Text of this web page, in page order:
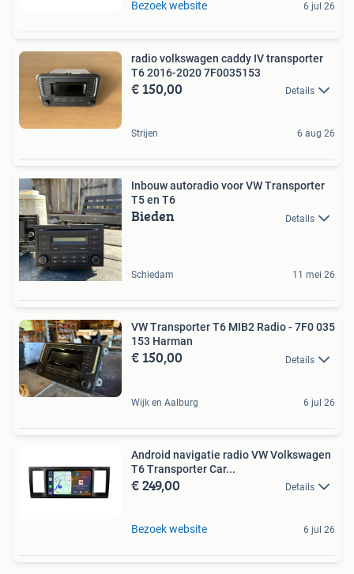
Bezoek website 6 jul 26
radio volkswagen caddy IV transporter
T6 2016-2020 7F0035153
€ 150,00 Details
Strijen 6 aug 26
Inbouw autoradio voor VW Transporter
T5 en T6
Bieden Details
Schiedam 11 mei 26
VW Transporter T6 MIB2 Radio - 7F0 035
153 Harman
€ 150,00 Details
Wijk en Aalburg 6 jul 26
Android navigatie radio VW Volkswagen
T6 Transporter Car...
€ 249,00 Details
Bezoek website 6 jul 26